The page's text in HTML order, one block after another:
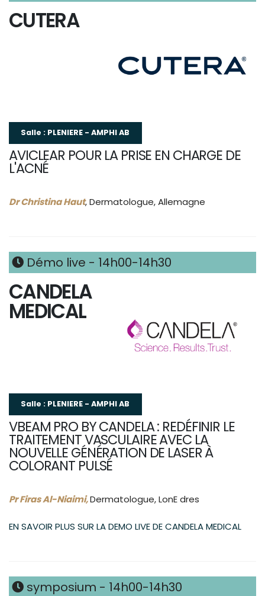
CUTERA
Salle : PLENIERE - AMPHI AB
AVICLEAR POUR LA PRISE EN CHARGE DE
L'ACNÉ
Dr Christina Haut, Dermatologue, Allemagne
Démo live - 14h00-14h30
CANDELA
MEDICAL
Salle : PLENIERE - AMPHI AB
VBEAM PRO BY CANDELA : REDÉFINIR LE
TRAITEMENT VASCULAIRE AVEC LA
NOUVELLE GÉNÉRATION DE LASER À
COLORANT PULSÉ
Pr Firas Al-Niaimi,Dermatologue, LonE dres
EN SAVOIR PLUS SUR LA DEMO LIVE DE CANDELA MEDICAL
symposium - 14h00-14h30